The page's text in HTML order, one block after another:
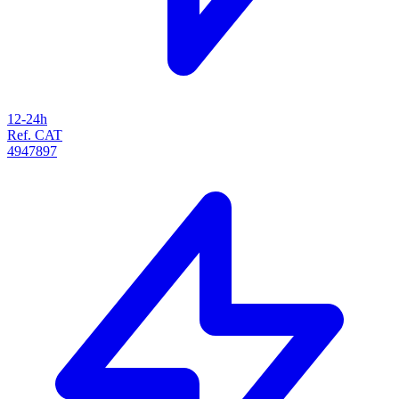
12-24h
Ref. CAT
4947897